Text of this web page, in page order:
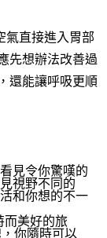
氣直接進入胃部
先想辦法改善過
還能讓呼吸更順
見令你驚嘆的
視野不同的
和你想的不一
而美好的旅
你隨時可以